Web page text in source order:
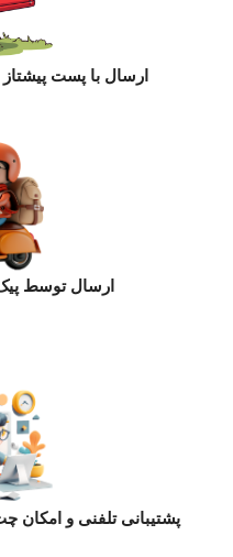
ارسال با پست پیشتاز 2 روز پس از ثبت سفارش
ارسال توسط
پشتیبانی تلفنی و امکان